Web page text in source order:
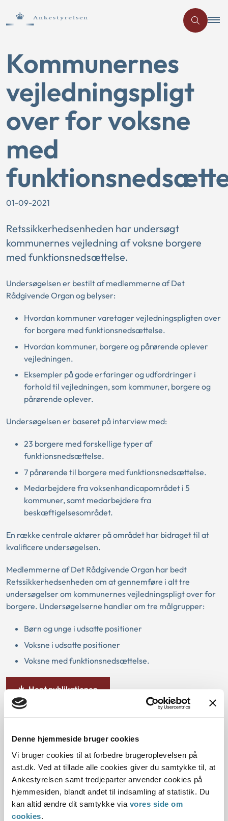
Denne hjemmeside bruger cookies
Vi bruger cookies til at forbedre brugeroplevelsen på
ast.dk. Ved at tillade alle cookies giver du samtykke til, at
Ankestyrelsen samt tredjeparter anvender cookies på
hjemmesiden, blandt andet til indsamling af statistik. Du
kan altid ændre dit samtykke via vores side om
cookies.
Kommunernes
vejledningspligt
over for voksne
med
01-09-2021
Retssikkerhedsenheden har undersøgt
kommunernes vejledning af voksne borgere
med funktionsnedsættelse.
Undersøgelsen er bestilt af medlemmerne af Det
Rådgivende Organ og belyser:
Hvordan kommuner varetager vejledningspligten over
for borgere med funktionsnedsættelse.
Hvordan kommuner, borgere og pårørende oplever
vejledningen.
Eksempler på gode erfaringer og udfordringer i
forhold til vejledningen, som kommuner, borgere og
pårørende oplever.
Undersøgelsen er baseret på interview med:
23 borgere med forskellige typer af
funktionsnedsættelse.
7 pårørende til borgere med funktionsnedsættelse.
Medarbejdere fra voksenhandicapområdet i 5
kommuner, samt medarbejdere fra
beskæftigelsesområdet.
En række centrale aktører på området har bidraget til at
kvalificere undersøgelsen.
Medlemmerne af Det Rådgivende Organ har bedt
Retssikkerhedsenheden om at gennemføre i alt tre
undersøgelser om kommunernes vejledningspligt over for
borgere. Undersøgelserne handler om tre målgrupper:
Børn og unge i udsatte positioner
Voksne i udsatte positioner
Voksne med funktionsnedsættelse.
Hent publikationen
Afgørelsesbegrebet
Vi har tidligere udarbejdet en vejledning om
afgørelsesbegrebet.
Den skal hjælpe sagsbehandlere i kommunerne med
at skelne imellem afgørelser, procesledende